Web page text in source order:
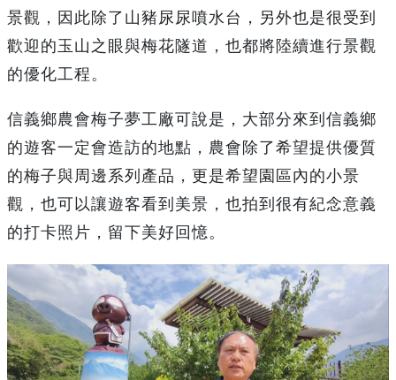
景觀，因此除了山豬尿尿噴水台，另外也是很受到
歡迎的玉山之眼與梅花隧道，也都將陸續進行景觀
的優化工程。
信義鄉農會梅子夢工廠可說是，大部分來到信義鄉
的遊客一定會造訪的地點，農會除了希望提供優質
的梅子與周邊系列產品，更是希望園區內的小景
觀，也可以讓遊客看到美景，也拍到很有紀念意義
的打卡照片，留下美好回憶。